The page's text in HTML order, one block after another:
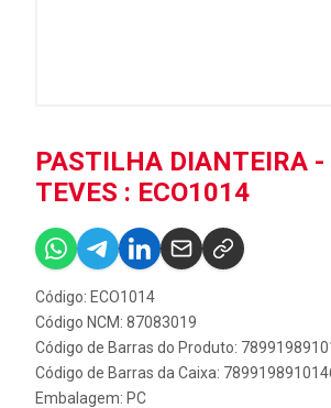
PASTILHA DIANTEIRA
TEVES : ECO1014
Código: ECO1014
Código NCM: 87083019
Código de Barras do Produto:
Código de Barras da Caixa:
Embalagem: PC